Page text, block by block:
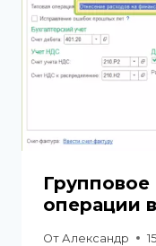
операции
От Александр